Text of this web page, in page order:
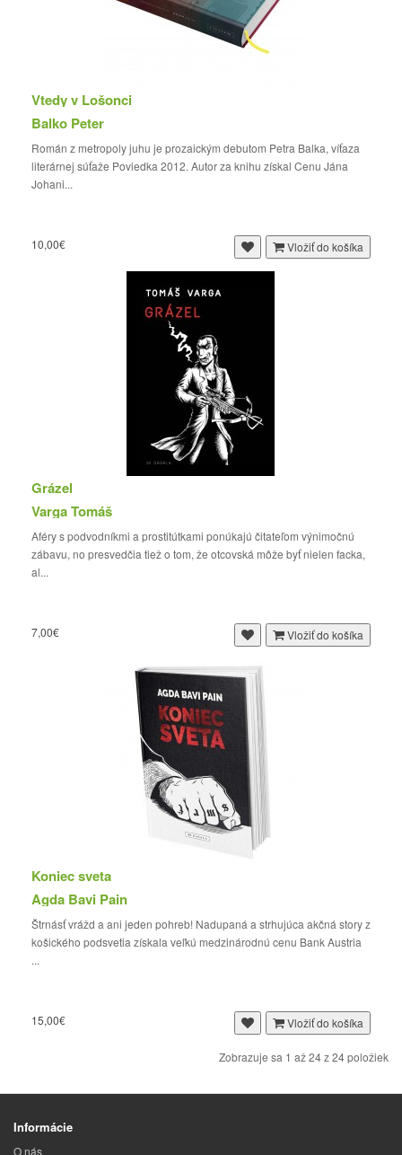
Vtedy v Lošonci
Balko Peter
Román z metropoly juhu je prozaickým debutom Petra Balka, víťaza
literárnej súťaže Poviedka 2012. Autor za knihu získal Cenu Jána
Johani...
10,00€ Vložiť do košíka
Grázel
Varga Tomáš
Aféry s podvodníkmi a prostitútkami ponúkajú čitateľom výnimočnú
zábavu, no presvedčia tiež o tom, že otcovská môže byť nielen facka,
al...
7,00€ Vložiť do košíka
Koniec sveta
Agda Bavi Pain
Štrnásť vrážd a ani jeden pohreb! Nadupaná a strhujúca akčná story z
košického podsvetia získala veľkú medzinárodnú cenu Bank Austria
...
15,00€ Vložiť do košíka
Zobrazuje sa 1 až 24 z 24 položiek
Informácie
O nás